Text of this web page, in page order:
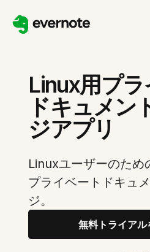
Linux用プラ
ドキュメン
ジアプリ
Linuxユーザーのため
プライベートドキュ
ジ。
無料トライアル